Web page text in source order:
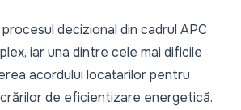
decizional din cadrul APC
iar una dintre cele mai dificile
acordului locatarilor pentru
de eficientizare energetică.